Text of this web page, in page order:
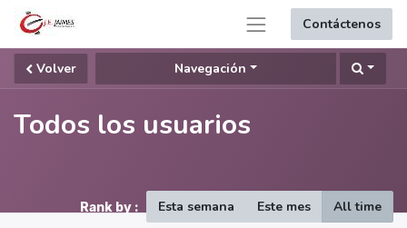
Contáctenos
Volver Navegación
Todos los usuarios
Rank by : Esta semana Este mes All time